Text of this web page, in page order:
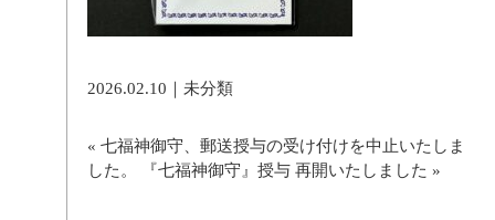
2026.02.10｜未分類
«七福神御守、郵送授与の受け付けを中止いたしま
した。
『七福神御守』授与 再開いたしました »